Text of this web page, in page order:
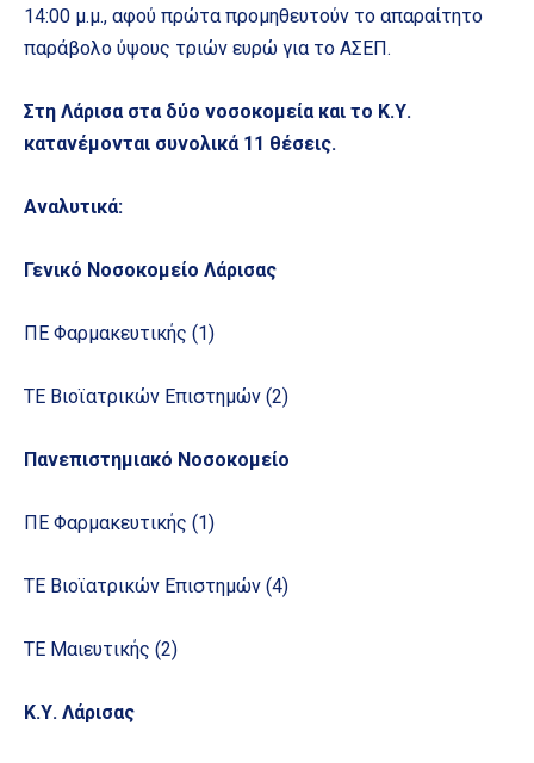
14:00 μ.μ., αφού πρώτα προμηθευτούν το απαραίτητο
παράβολο ύψους τριών ευρώ για το ΑΣΕΠ.
Στη Λάρισα στα δύο νοσοκομεία και το Κ.Υ.
κατανέμονται συνολικά 11 θέσεις.
Αναλυτικά:
Γενικό Νοσοκομείο Λάρισας
ΠΕ Φαρμακευτικής (1)
ΤΕ Βιοϊατρικών Επιστημών (2)
Πανεπιστημιακό Νοσοκομείο
ΠΕ Φαρμακευτικής (1)
ΤΕ Βιοϊατρικών Επιστημών (4)
ΤΕ Μαιευτικής (2)
Κ.Υ. Λάρισας